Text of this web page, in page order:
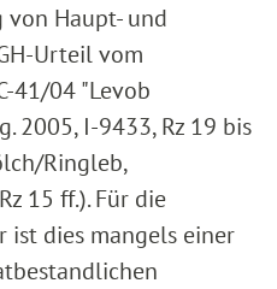
von Haupt- und
Urteil vom
41/04 "Levob
2005, I-9433, Rz 19 bis
Ringleb,
15 ff.). Für die
ist dies mangels einer